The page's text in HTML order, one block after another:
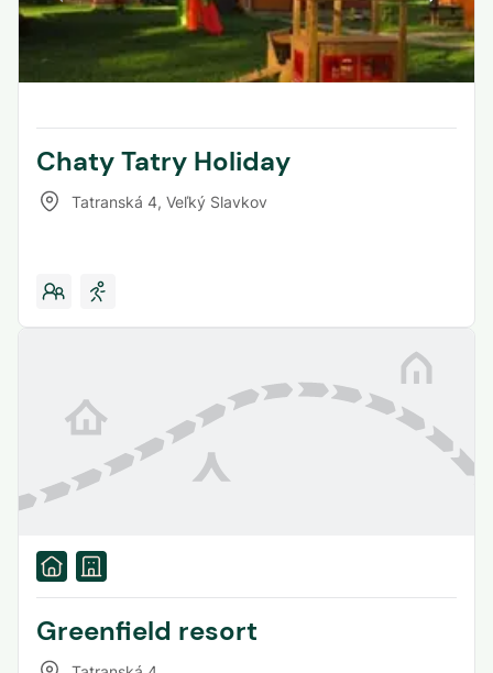
Chaty Tatry Holiday
Tatranská 4, Veľký Slavkov
Greenfield resort